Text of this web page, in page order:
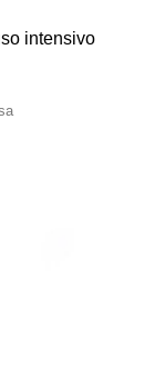
intensivo